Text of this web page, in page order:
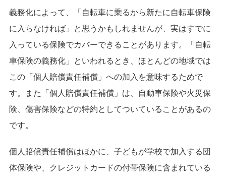
義務化によって、「自転車に乗るから新たに自転車保険
に入らなければ」と思うかもしれませんが、実はすでに
入っている保険でカバーできることがあります。「自転
車保険の義務化」といわれるとき、ほとんどの地域では
この「個人賠償責任補償」への加入を意味するためで
す。また「個人賠償責任補償」は、自動車保険や火災保
険、傷害保険などの特約としてついていることがあるの
です。
個人賠償責任補償はほかに、子どもが学校で加入する団
体保険や、クレジットカードの付帯保険に含まれている